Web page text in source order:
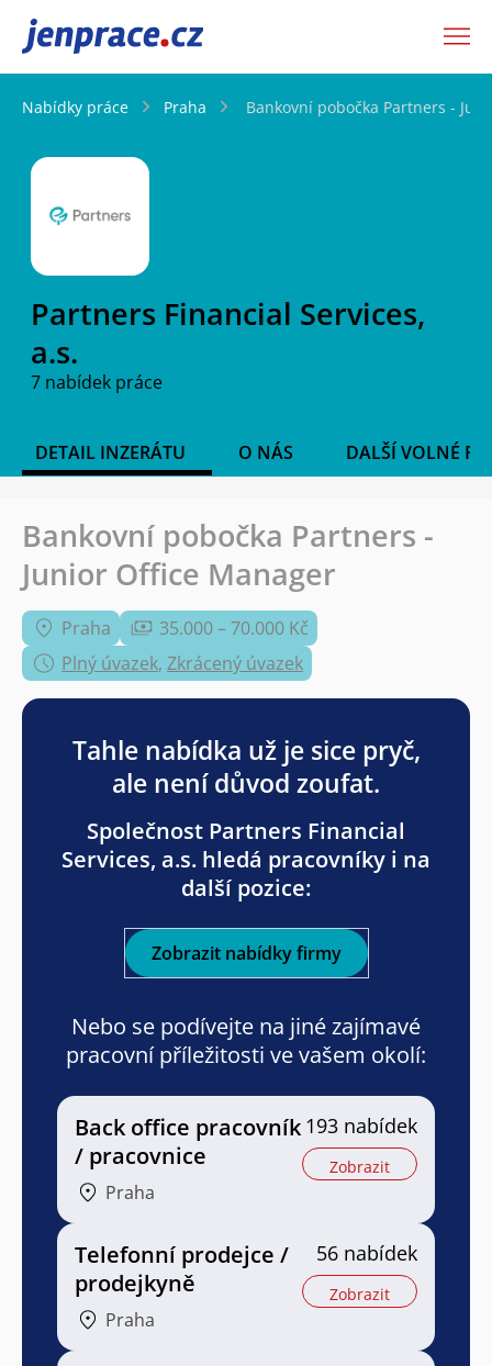
JenPráce.cz
Nabídky práce Praha Bankovní pobočka Partners -
Partners Financial Services,
a.s.
7 nabídek práce
DETAIL INZERÁTU O NÁS DALŠÍ VOLNÉ
Bankovní pobočka Partners -
Junior Office Manager
Praha
35.000 – 70.000 Kč
Plný úvazek, Zkrácený úvazek
Tahle nabídka už je sice pryč,
ale není důvod zoufat.
Společnost Partners Financial
Services, a.s. hledá pracovníky i na
další pozice:
Zobrazit nabídky firmy
Nebo se podívejte na jiné zajímavé
pracovní příležitosti ve vašem okolí:
Back office pracovník
/ pracovnice
Praha
193 nabídek
Zobrazit
Telefonní prodejce /
prodejkyně
Praha
56 nabídek
Zobrazit